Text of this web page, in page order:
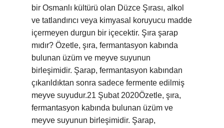
bir Osmanlı kültürü olan Düzce Şırası, alkol
ve tatlandırıcı veya kimyasal koruyucu madde
içermeyen durgun bir içecektir. Şıra şarap
mıdır? Özetle, şıra, fermantasyon kabında
bulunan üzüm ve meyve suyunun
birleşimidir. Şarap, fermantasyon kabından
çıkarıldıktan sonra sadece fermente edilmiş
meyve suyudur.21 Şubat 2020Özetle, şıra,
fermantasyon kabında bulunan üzüm ve
meyve suyunun birleşimidir. Şarap,